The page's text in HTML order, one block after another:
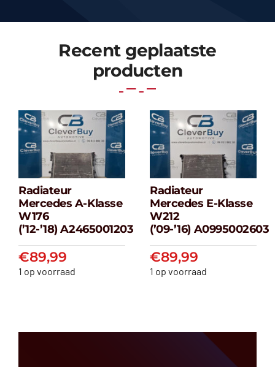
Recent geplaatste
producten
Radiateur
Mercedes A-
klasse W176
(’12-’18) A2465001203
€89,99
Radiateur
Mercedes A-Klasse
W176
(’12-’18) A2465001203
€89,99
1 op voorraad
Radiateur
Mercedes E-
klasse W212
(’09-’16)
€89,99
Radiateur
Mercedes E-Klasse
W212
(’09-’16) A0995002603
€89,99
1 op voorraad